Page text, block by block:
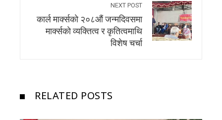
NEXT POST
कार्ल मार्क्सकाे २०८औं जन्मदिवसमा
मार्क्सकाे व्यक्तित्व र कृतित्वमाथि
विशेष चर्चा
RELATED POSTS